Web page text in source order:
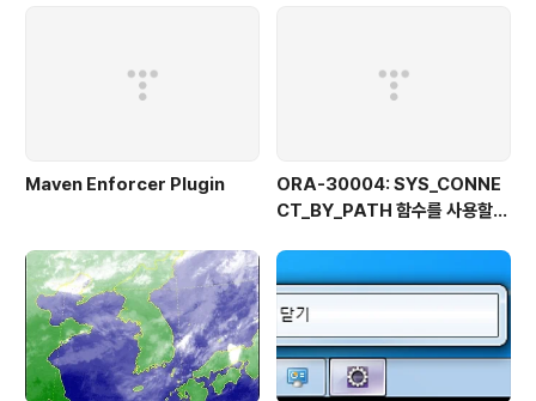
Maven Enforcer Plugin
ORA-30004: SYS_CONNE
CT_BY_PATH 함수를 사용할
할 수 없습니다